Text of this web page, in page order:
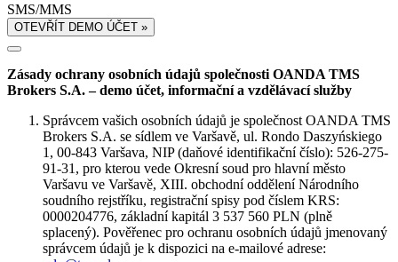
SMS/MMS
OTEVŘÍT DEMO ÚČET »
Zásady ochrany osobních údajů společnosti OANDA TMS
Brokers S.A. – demo účet, informační a vzdělávací služby
Správcem vašich osobních údajů je společnost OANDA TMS
Brokers S.A. se sídlem ve Varšavě, ul. Rondo Daszyńskiego
1, 00-843 Varšava, NIP (daňové identifikační číslo): 526-275-
91-31, pro kterou vede Okresní soud pro hlavní město
Varšavu ve Varšavě, XIII. obchodní oddělení Národního
soudního rejstříku, registrační spisy pod číslem KRS:
0000204776, základní kapitál 3 537 560 PLN (plně
splacený). Pověřenec pro ochranu osobních údajů jmenovaný
správcem údajů je k dispozici na e-mailové adrese: